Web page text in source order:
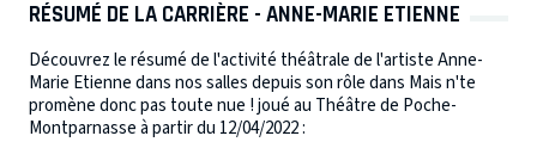
RÉSUMÉ DE LA CARRIÈRE - ANNE-MARIE ETIENNE
Découvrez le résumé de l'activité théâtrale de l'artiste Anne-
Marie Etienne dans nos salles depuis son rôle dans Mais n'te
promène donc pas toute nue ! joué au Théâtre de Poche-
Montparnasse à partir du 12/04/2022 :